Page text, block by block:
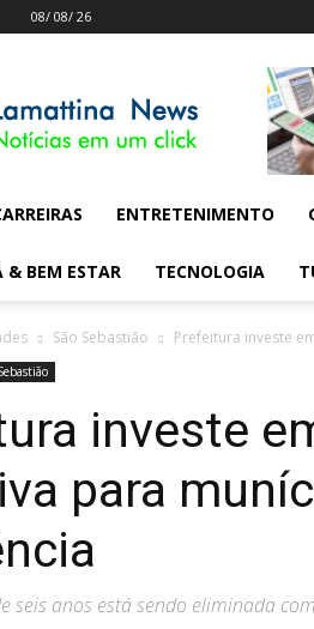
08/ 08/ 26
ENTRETENIMENTO
& BEM ESTAR TECNOLOGIA
São Sebastião Prefeitura investe
investe
para
seis anos está sendo eliminada